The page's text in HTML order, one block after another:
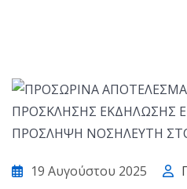
19 Αυγούστου 2025